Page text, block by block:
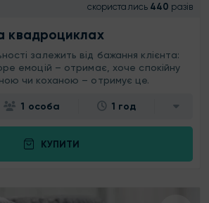
скористались 440 разів
квадроциклах
залежить від бажання клієнта:
емоцій – отримає, хоче спокійну
чи коханою – отримує це.
1 особа 1 год
КУПИТИ